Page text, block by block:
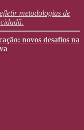
metodologias de
novos desafíos na